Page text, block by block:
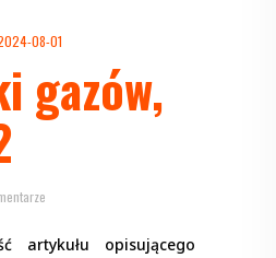
08-01
gazów,
artykułu opisującego